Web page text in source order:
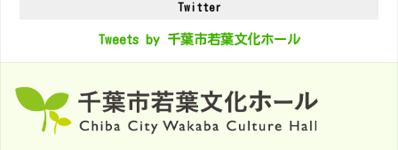
Twitter
Tweets by 千葉市若葉文化ホール